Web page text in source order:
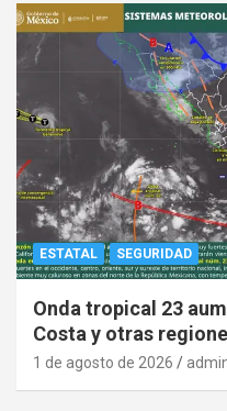
ESTATAL SEGURIDAD
Onda tropical 23
Costa y otras
1 de agosto de 2026